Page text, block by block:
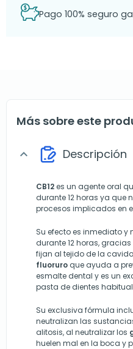
Pago 100% seguro
Más sobre este
expand_more Descripción
CB12es un agente oral
durante 12 horas ya que
procesos implicados en
Su efecto es inmediato y
durante 12 horas,
fijan al tejido de la
fluoruro que ayuda a
esmalte dental y es un
pasta de dientes
Su exclusiva fórmula
neutralizan las
alitosis, al neutralizar los
huelen mal en la boca y